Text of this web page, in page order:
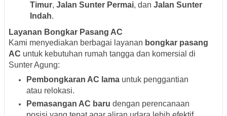
Timur, Jalan Sunter Permai, dan Jalan Sunter
Indah.
Layanan Bongkar Pasang AC
Kami menyediakan berbagai layanan bongkar pasang
AC untuk kebutuhan rumah tangga dan komersial di
Sunter Agung:
Pembongkaran AC lama untuk penggantian
atau relokasi.
Pemasangan AC baru dengan perencanaan